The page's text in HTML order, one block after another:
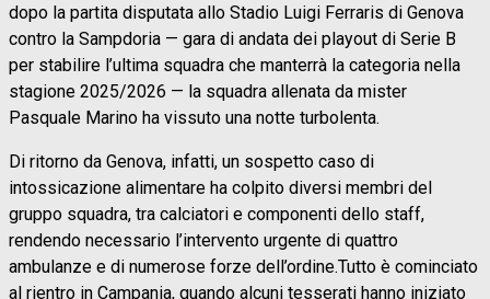
dopo la partita disputata allo Stadio Luigi Ferraris di Genova
contro la Sampdoria — gara di andata dei playout di Serie B
per stabilire l’ultima squadra che manterrà la categoria nella
stagione 2025/2026 — la squadra allenata da mister
Pasquale Marino ha vissuto una notte turbolenta.
Di ritorno da Genova, infatti, un sospetto caso di
intossicazione alimentare ha colpito diversi membri del
gruppo squadra, tra calciatori e componenti dello staff,
rendendo necessario l’intervento urgente di quattro
ambulanze e di numerose forze dell’ordine.Tutto è cominciato
al rientro in Campania, quando alcuni tesserati hanno iniziato